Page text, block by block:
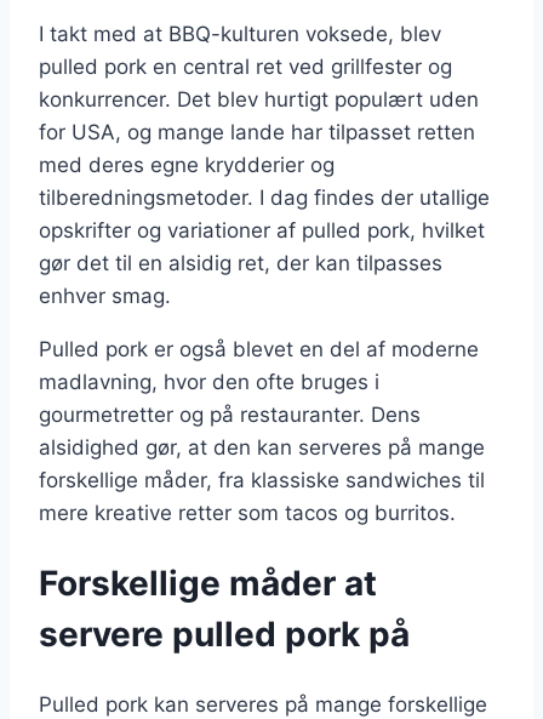
I takt med at BBQ-kulturen voksede, blev
pulled pork en central ret ved grillfester og
konkurrencer. Det blev hurtigt populært uden
for USA, og mange lande har tilpasset retten
med deres egne krydderier og
tilberedningsmetoder. I dag findes der utallige
opskrifter og variationer af pulled pork, hvilket
gør det til en alsidig ret, der kan tilpasses
enhver smag.
Pulled pork er også blevet en del af moderne
madlavning, hvor den ofte bruges i
gourmetretter og på restauranter. Dens
alsidighed gør, at den kan serveres på mange
forskellige måder, fra klassiske sandwiches til
mere kreative retter som tacos og burritos.
Forskellige måder at
servere pulled pork på
Pulled pork kan serveres på mange forskellige